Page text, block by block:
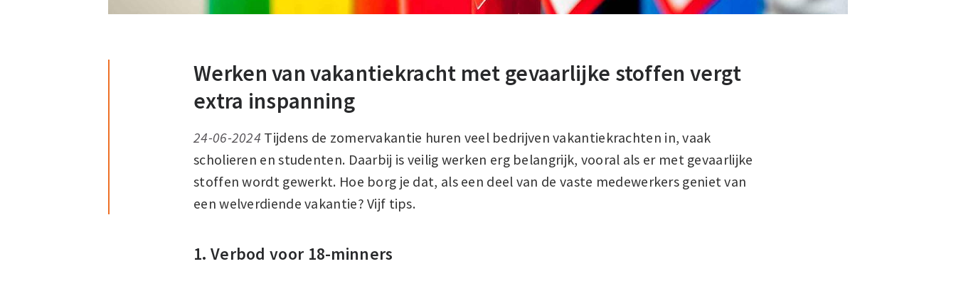
Werken van vakantiekracht met gevaarlijke stoffen vergt
extra inspanning
24-06-2024 Tijdens de zomervakantie huren veel bedrijven vakantiekrachten in, vaak
scholieren en studenten. Daarbij is veilig werken erg belangrijk, vooral als er met gevaarlijke
stoffen wordt gewerkt. Hoe borg je dat, als een deel van de vaste medewerkers geniet van
een welverdiende vakantie? Vijf tips.
1. Verbod voor 18-minners